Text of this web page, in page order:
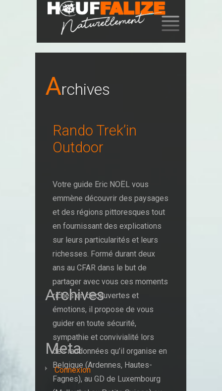
ARchives
Rando Trek’in
Outdoor
Votre guide Eric NOËL vous
emmène découvrir des paysages
et des régions pittoresques tout
en fournissant des explications
sur leurs particularités et leurs
richesses. Formé durant deux
ans au CFAR dans le but de
partager avec vous ces moments
riches en découvertes et
émotions, il propose de vous
guider en toute sécurité,
sympathie et convivialité lors
des randonnées qu’il organise en
Belgique (Ardennes, Hautes-
Fagnes), au GD de Luxembourg
Archives
Meta
Connexion